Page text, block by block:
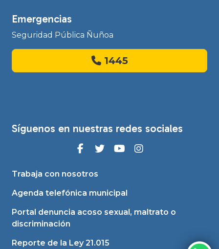
Emergencias
Seguridad Pública Ñuñoa
1445
Síguenos en nuestras redes sociales
Trabaja con nosotros
Agenda telefónica municipal
Portal denuncia acoso sexual, maltrato o
discriminación
Reporte de la Ley 21.015